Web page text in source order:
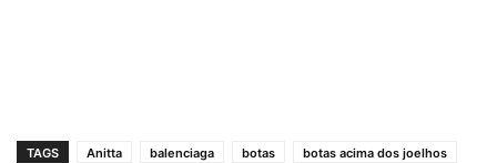
TAGS Anitta balenciaga botas
botas acima dos joelhos